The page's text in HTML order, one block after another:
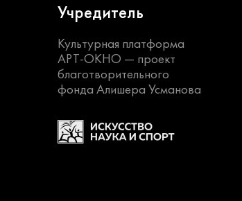
Учредитель
Культурная платформа
АРТ-ОКНО — проект
благотворительного
фонда Алишера Усманова